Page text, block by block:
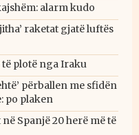
alarm kudo
raketat gjatë luftës
të plotë nga Iraku
përballen me sfidën
po plaken
Spanjë 20 herë më të